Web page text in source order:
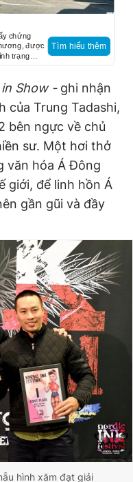
chứng
được
trạng
độ giao
Tìm hiểu thêm
in Show - ghi nhận
của Trung Tadashi,
bên ngực về chủ
sư. Một hơi thở
văn hóa Á Đông
giới, để linh hồn Á
gần gũi và đầy
hình xăm đạt giải